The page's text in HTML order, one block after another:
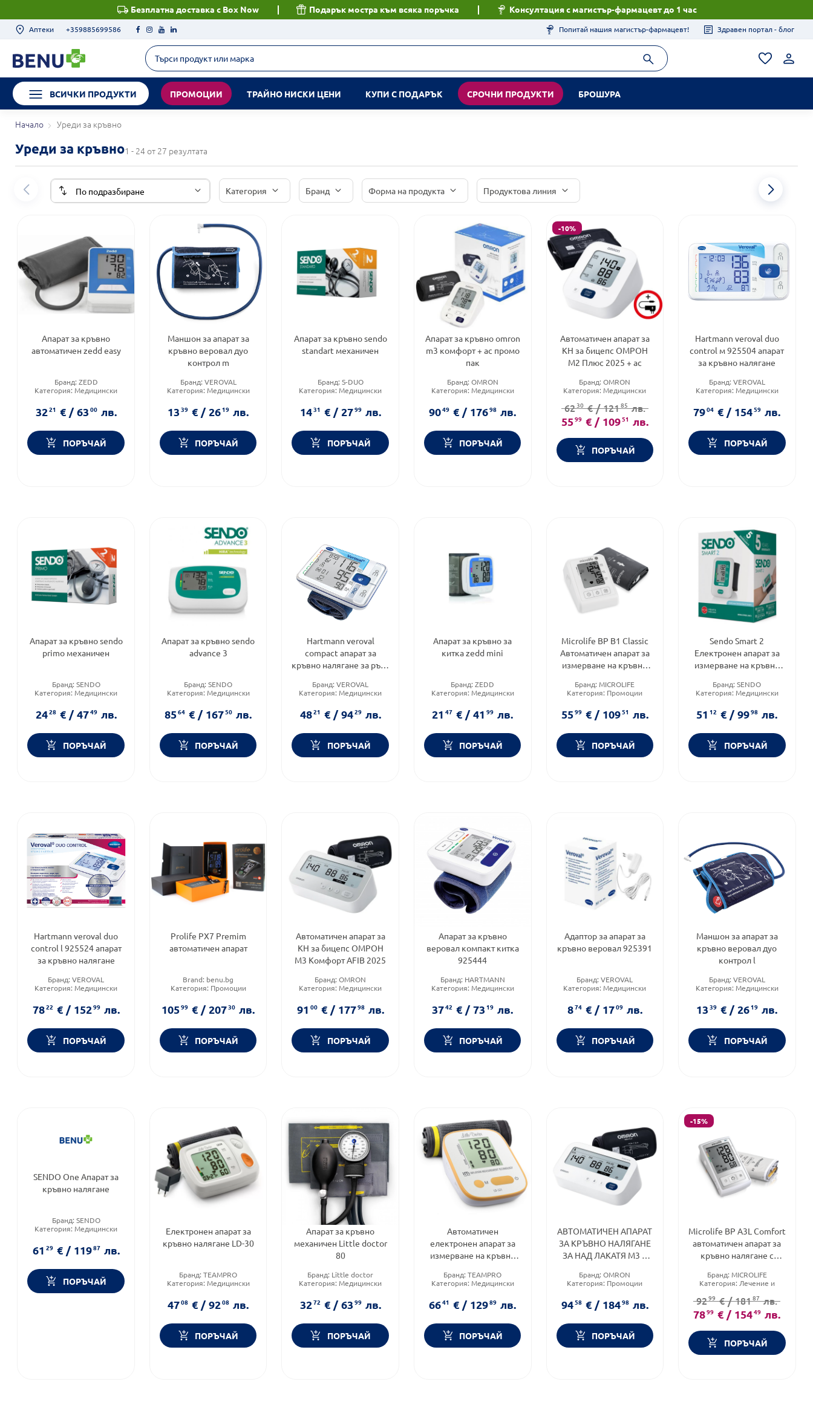
Безплатна доставка с Box Now Подарък мостра към всяка поръчка Консултация с магистър-фармацевт до 1 час
Аптеки +359885699586 Попитай нашия магистър-фармацевт! Здравен портал - блог
ВСИЧКИ ПРОДУКТИ ПРОМОЦИИ ТРАЙНО НИСКИ ЦЕНИ КУПИ С ПОДАРЪК СРОЧНИ ПРОДУКТИ БРОШУРА
Начало Уреди за кръвно
Уреди за кръвно1 - 24 от 27 резултата
Категория Бранд Форма на продукта Продуктова линия
Апарат за кръвно
автоматичен zedd easy
Бранд: ZEDD
Категория: Медицински
3221 € / 6300 лв.
ПОРЪЧАЙ
Маншон за апарат за
кръвно веровал дуо
контрол m
Бранд: VEROVAL
Категория: Медицински
1339 € / 2619 лв.
ПОРЪЧАЙ
Апарат за кръвно sendo
standart механичен
Бранд: S-DUO
Категория: Медицински
1431 € / 2799 лв.
ПОРЪЧАЙ
Апарат за кръвно omron
m3 комфорт + ac промо
пак
Бранд: OMRON
Категория: Медицински
9049 € / 17698 лв.
ПОРЪЧАЙ
-10%
Автоматичен апарат за
КН за бицепс ОМРОН
М2 Плюс 2025 + ас
Бранд:OMRON
Категория: Медицински
6230€ / 12185лв.
5599 € / 10951 лв.
ПОРЪЧАЙ
Hartmann veroval duo
control м 925504 апарат
за кръвно налягане
Бранд: VEROVAL
Категория: Медицински
7904 € / 15459 лв.
ПОРЪЧАЙ
Апарат за кръвно sendo
primo механичен
Бранд: SENDO
Категория: Медицински
2428 € / 4749 лв.
ПОРЪЧАЙ
Апарат за кръвно sendo
advance 3
Бранд:SENDO
Категория: Медицински
Продуктова линия:
ADVANCE
8564 € / 16750 лв.
ПОРЪЧАЙ
Hartmann veroval
compact апарат за
кръвно налягане за ръка
Бранд:VEROVAL
Категория: Медицински
4821 € / 9429 лв.
ПОРЪЧАЙ
Апарат за кръвно за
китка zedd mini
Бранд:ZEDD
Категория: Медицински
2147 € / 4199 лв.
ПОРЪЧАЙ
Microlife BP B1 Classic
Автоматичен апарат за
измерване на кръвно
Бранд: MICROLIFE
Категория: Промоции
5599 € / 10951 лв.
ПОРЪЧАЙ
Sendo Smart 2
Електронен апарат за
измерване на кръвно
Бранд:SENDO
Категория: Медицински
5112 € / 9998 лв.
ПОРЪЧАЙ
Hartmann veroval duo
control l 925524 апарат
за кръвно налягане
Бранд:VEROVAL
Категория: Медицински
7822 € / 15299 лв.
ПОРЪЧАЙ
Prolife PX7 Premim
автоматичен апарат
Brand: benu.bg
Категория: Промоции
10599 € / 20730 лв.
ПОРЪЧАЙ
Автоматичен апарат за
КН за бицепс ОМРОН
М3 Комфорт AFIB 2025
Бранд:OMRON
Категория: Медицински
9100 € / 17798 лв.
ПОРЪЧАЙ
Апарат за кръвно
веровал компакт китка
925444
Бранд: HARTMANN
Категория: Медицински
Форма на продукта:
3742 € / 7319 лв.
ПОРЪЧАЙ
Адаптор за апарат за
кръвно веровал 925391
Бранд:VEROVAL
Категория: Медицински
874 € / 1709 лв.
ПОРЪЧАЙ
Маншон за апарат за
кръвно веровал дуо
контрол l
Бранд: VEROVAL
Категория: Медицински
1339 € / 2619 лв.
ПОРЪЧАЙ
SENDO One Апарат за
кръвно налягане
Бранд: SENDO
Категория: Медицински
Форма на продукта:апарат
6129 € / 11987 лв.
ПОРЪЧАЙ
Електронен апарат за
кръвно налягане LD-30
Бранд:TEAMPRO
Категория: Медицински
4708 € / 9208 лв.
ПОРЪЧАЙ
Апарат за кръвно
механичен Little doctor
80
Бранд: Little doctor
Категория: Медицински
Форма на продукта:
3272 € / 6399 лв.
ПОРЪЧАЙ
Автоматичен
електронен апарат за
измерване на кръвно
захранване LD-521A
Бранд:TEAMPRO
Категория: Медицински
6641 € / 12989 лв.
ПОРЪЧАЙ
АВТОМАТИЧЕН АПАРАТ
ЗА КРЪВНО НАЛЯГАНЕ
ЗА НАД ЛАКАТЯ M3 +
Бранд:OMRON
Категория: Промоции
9458 € / 18498 лв.
ПОРЪЧАЙ
-15%
Microlife BP A3L Comfort
автоматичен апарат за
кръвно налягане с
Бранд: MICROLIFE
Категория: Лечение и
9299 € / 18187 лв.
7899 € / 15449 лв.
ПОРЪЧАЙ